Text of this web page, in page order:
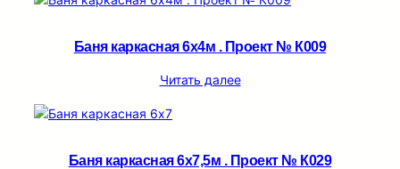
Баня каркасная 6х4м . Проект № К009
Читать далее
Баня каркасная 6х7,5м . Проект № К029